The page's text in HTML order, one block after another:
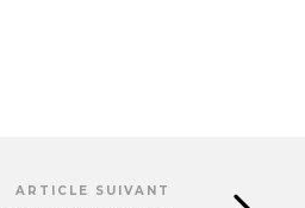
ARTICLE SUIVANT